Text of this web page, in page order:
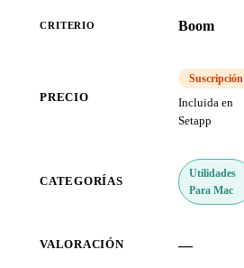
CRITERIO Boom
PRECIO
Suscripción
Incluida en
Setapp
CATEGORÍAS
Utilidades
Para Mac
VALORACIÓN —